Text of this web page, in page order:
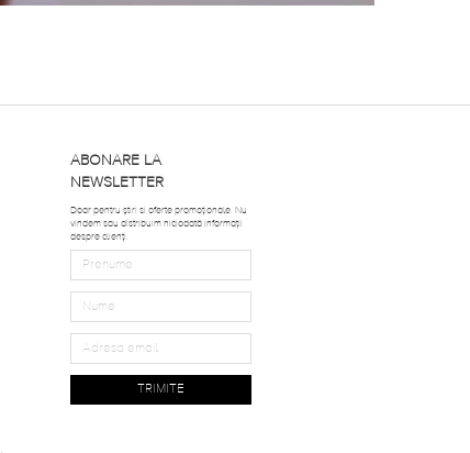
ABONARE LA
NEWSLETTER
Doar pentru știri si oferte promoționale. Nu
vindem sau distribuim niciodată informații
despre clienți.
TRIMITE